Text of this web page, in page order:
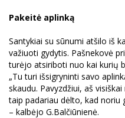
Pakeitė aplinką
Santykiai su sūnumi atšilo iš
važiuoti gydytis. Pašnekovė
turėjo atsiriboti nuo kai kurių
„Tu turi išsigryninti savo
skaudu. Pavyzdžiui, aš
taip padariau dėlto, kad noriu
– kalbėjo G.Balčiūnienė.